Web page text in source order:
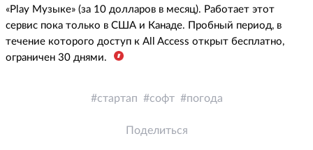
«Play Музыке» (за 10 долларов в месяц). Работает этот
сервис пока только в США и Канаде. Пробный период, в
течение которого доступ к All Access открыт бесплатно,
ограничен 30 днями.
стартап софт погода
Поделиться